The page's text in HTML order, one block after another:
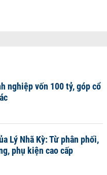
nghiệp vốn 100 tỷ, góp cổ
Lý Nhã Kỳ: Từ phân phối,
phụ kiện cao cấp